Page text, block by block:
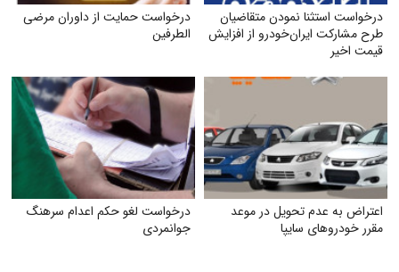
درخواست استثنا نمودن متقاضیان
طرح مشارکت ایران‌خودرو از افزایش
قیمت اخیر
درخواست حمایت از داوران مرضی
الطرفین
اعتراض به عدم تحویل در موعد
مقرر خودروهای سایپا
درخواست لغو حکم اعدام سرهنگ
جوانمردی